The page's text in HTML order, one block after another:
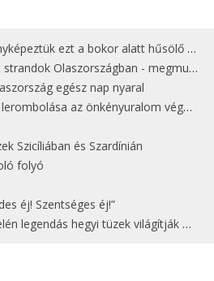
ezt a bokor alatt hűsölő cicát Kisorosziban
Olaszországban - megmutatjuk a 15 legjobbat
egész nap nyaral
az önkényuralom végét jelentette
Szicíliában és Szardínián
folyó
éj! Szentséges éj!”
hegyi tüzek világítják meg Zugspitzét